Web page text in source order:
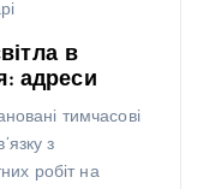
в
адреси
тимчасові
з
робіт на